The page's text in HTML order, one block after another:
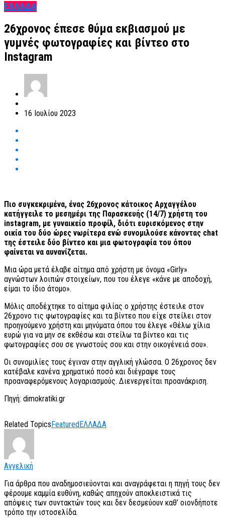
ΕΛΛΑΔΑ
26χρονος έπεσε θύμα εκβιασμού με
γυμνές φωτογραφίες και βίντεο στο
Ιnstagram
16 Ιουλίου 2023
Πιο συγκεκριμένα, ένας 26χρονος κάτοικος Αρχαγγέλου
κατήγγειλε το μεσημέρι της Παρασκευής (14/7) χρήστη του
instagram, με γυναικείο προφίλ, διότι ευρισκόμενος στην
οικία του δύο ώρες νωρίτερα ενώ συνομιλούσε κάνοντας chat
της έστειλε δύο βίντεο και μια φωτογραφία του όπου
φαίνεται να αυνανίζεται.
Μια ώρα μετά έλαβε αίτημα από χρήστη με όνομα «Girly»
αγνώστων λοιπών στοιχείων, που του έλεγε «κάνε με αποδοχή,
είμαι το ίδιο άτομο».
Μόλις αποδέχτηκε το αίτημα φιλίας ο χρήστης έστειλε στον
26χρονο τις φωτογραφίες και τα βίντεο που είχε στείλει στον
προηγούμενο χρήστη και μηνύματα όπου του έλεγε «Θέλω χίλια
ευρώ για να μην σε εκθέσω και στείλω τα βίντεο και τις
φωτογραφίες σου σε γνωστούς σου και στην οικογένειά σου».
Οι συνομιλίες τους έγιναν στην αγγλική γλώσσα. Ο 26χρονος δεν
κατέβαλε κανένα χρηματικό ποσό και διέγραψε τους
προαναφερόμενους λογαριασμούς. Διενεργείται προανάκριση.
Πηγή: dimokratiki.gr
Related Topics Featured ΕΛΛΑΔΑ
Αγγελική
Για άρθρα που αναδημοσιεύονται και αναγράφεται η πηγή τους δεν
φέρουμε καμμία ευθύνη, καθώς απηχούν αποκλειστικά τις
απόψεις των συντακτών τους και δεν δεσμεύουν καθ’ οιονδήποτε
τρόπο την ιστοσελίδα.